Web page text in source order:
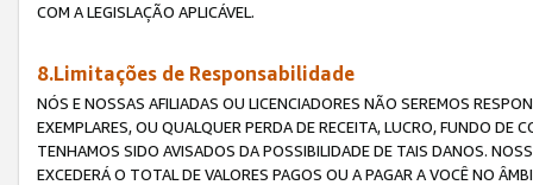
COM A LEGISLAÇÃO APLICÁVEL.
8.Limitações de Responsabilidade
NÓS E NOSSAS AFILIADAS OU LICENCIADORES NÃO SEREMOS
EXEMPLARES, OU QUALQUER PERDA DE RECEITA, LUCRO, FUNDO
TENHAMOS SIDO AVISADOS DA POSSIBILIDADE DE TAIS DANOS.
EXCEDERÁ O TOTAL DE VALORES PAGOS OU A PAGAR A VOCÊ NO